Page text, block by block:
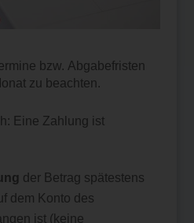
bzw. Abgabefristen
zu beachten.
Eine Zahlung ist
der Betrag spätestens
dem Konto des
ist (keine